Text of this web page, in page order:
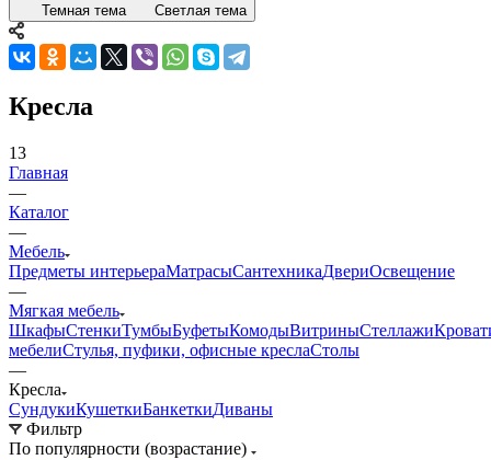
Темная тема Светлая тема
Кресла
13
Главная
—
Каталог
—
Мебель
Предметы интерьераМатрасыСантехникаДвериОсвещение
—
Мягкая мебель
ШкафыСтенкиТумбыБуфетыКомодыВитриныСтеллажи
мебелиСтулья, пуфики, офисные креслаСтолы
—
Кресла
СундукиКушеткиБанкеткиДиваны
Фильтр
По популярности (возрастание)